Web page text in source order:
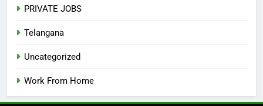
PRIVATE JOBS
Telangana
Uncategorized
Work From Home